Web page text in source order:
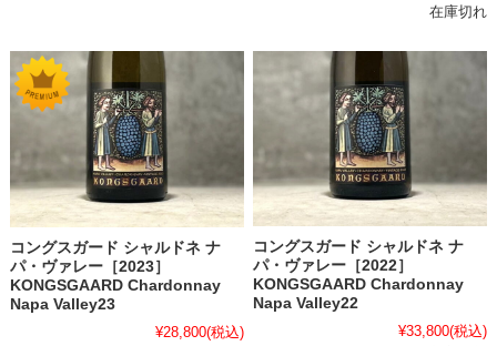
在庫切れ
コングスガード シャルドネ ナ
パ・ヴァレー［2023］
KONGSGAARD Chardonnay
Napa Valley23
¥28,800(税込)
コングスガード シャルドネ ナ
パ・ヴァレー［2022］
KONGSGAARD Chardonnay
Napa Valley22
¥33,800(税込)